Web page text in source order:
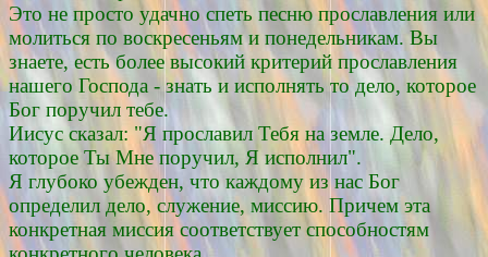
Это не просто удачно спеть песню прославления или
молиться по воскресеньям и понедельникам. Вы
знаете, есть более высокий критерий прославления
нашего Господа - знать и исполнять то дело, которое
Бог поручил тебе.
Иисус сказал: "Я прославил Тебя на земле. Дело,
которое Ты Мне поручил, Я исполнил".
Я глубоко убежден, что каждому из нас Бог
определил дело, служение, миссию. Причем эта
конкретная миссия соответствует способностям